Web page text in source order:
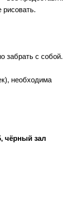
забрать с собой.
необходима
чёрный зал